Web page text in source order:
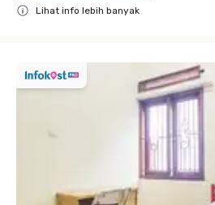
Lihat info lebih banyak